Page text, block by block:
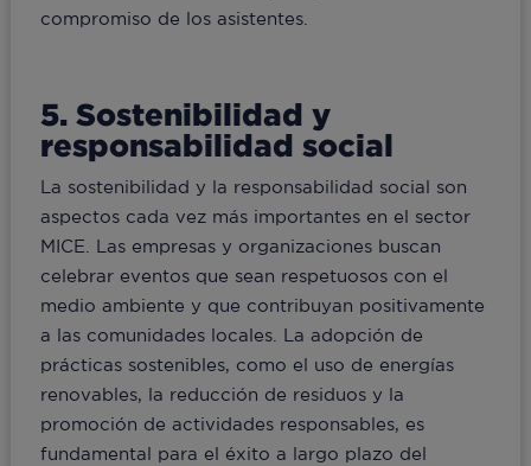
compromiso de los asistentes.
5. Sostenibilidad y
responsabilidad social
La sostenibilidad y la responsabilidad social son
aspectos cada vez más importantes en el sector
MICE. Las empresas y organizaciones buscan
celebrar eventos que sean respetuosos con el
medio ambiente y que contribuyan positivamente
a las comunidades locales. La adopción de
prácticas sostenibles, como el uso de energías
renovables, la reducción de residuos y la
promoción de actividades responsables, es
fundamental para el éxito a largo plazo del